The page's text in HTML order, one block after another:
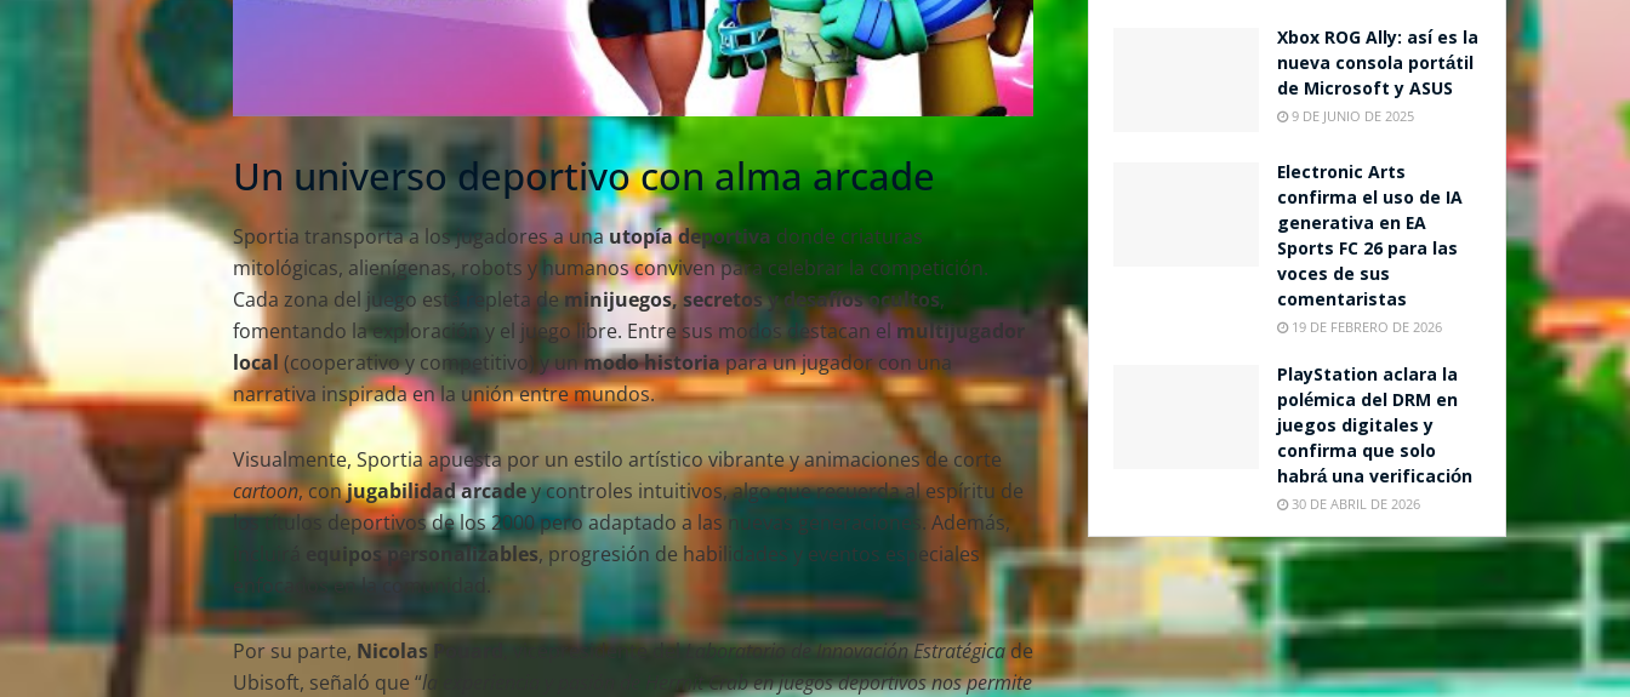
Un universo deportivo con alma arcade
Sportia transporta a los jugadores a unautopía deportiva donde criaturas
mitológicas, alienígenas, robots y humanos conviven para celebrar la competición.
Cada zona del juego está repleta deminijuegos, secretos y desafíos ocultos,
fomentando la exploración y el juego libre. Entre sus modos destacan elmultijugador
local (cooperativo y competitivo) y unmodo historiapara un jugador con una
narrativa inspirada en la unión entre mundos.
Visualmente, Sportia apuesta por un estilo artístico vibrante y animaciones de corte
cartoon, conjugabilidad arcadey controles intuitivos, algo que recuerda al espíritu de
los títulos deportivos de los 2000 pero adaptado a las nuevas generaciones. Además,
equipos personalizables, progresión de habilidades y eventos especiales
enfocados en la comunidad.
Por su parte, Nicolas Pouard , vicepresidente delLaboratorio de Innovación Estratégicade
Ubisoft, señaló que “la experiencia y pasión de Hermit Crab en juegos deportivos nos permite
Xbox ROG Ally: así es la
nueva consola portátil
de Microsoft y ASUS
9 DE JUNIO DE 2025
Electronic Arts
confirma el uso de IA
generativa en EA
Sports FC 26 para las
voces de sus
comentaristas
19 DE FEBRERO DE 2026
PlayStation aclara la
polémica del DRM en
juegos digitales y
confirma que solo
habrá una verificación
30 DE ABRIL DE 2026